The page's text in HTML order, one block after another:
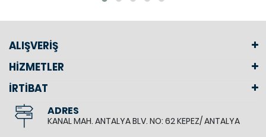
ALIŞVERİŞ
HİZMETLER
İRTİBAT
ADRES
KANAL MAH. ANTALYA BLV. NO: 62 KEPEZ/ ANTALYA